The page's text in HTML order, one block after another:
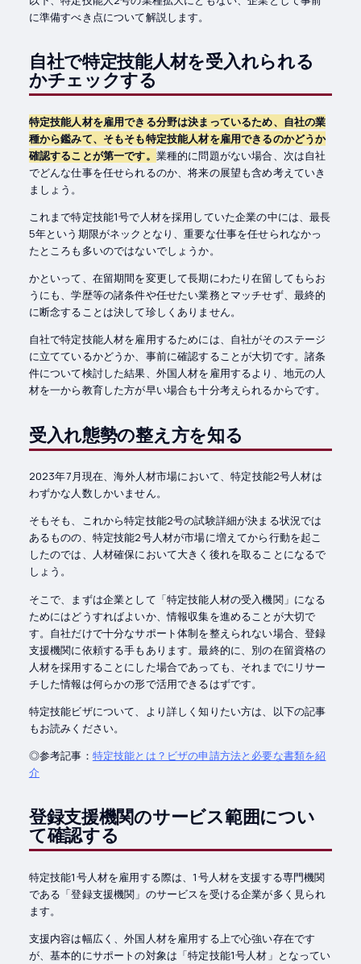
に準備すべき点について解説します。
自社で特定技能人材を受入れられる
かチェックする
特定技能人材を雇用できる分野は決まっているため、自社の業
種から鑑みて、そもそも特定技能人材を雇用できるのかどうか
確認することが第一です。 業種的に問題がない場合、次は自社
でどんな仕事を任せられるのか、将来の展望も含め考えていき
ましょう。
これまで特定技能1号で人材を採用していた企業の中には、最長
5年という期限がネックとなり、重要な仕事を任せられなかっ
たところも多いのではないでしょうか。
かといって、在留期間を変更して長期にわたり在留してもらお
うにも、学歴等の諸条件や任せたい業務とマッチせず、最終的
に断念することは決して珍しくありません。
自社で特定技能人材を雇用するためには、自社がそのステージ
に立てているかどうか、事前に確認することが大切です。諸条
件について検討した結果、外国人材を雇用するより、地元の人
材を一から教育した方が早い場合も十分考えられるからです。
受入れ態勢の整え方を知る
2023年7月現在、海外人材市場において、特定技能2号人材は
わずかな人数しかいません。
そもそも、これから特定技能2号の試験詳細が決まる状況では
あるものの、特定技能2号人材が市場に増えてから行動を起こ
したのでは、人材確保において大きく後れを取ることになるで
しょう。
そこで、まずは企業として「特定技能人材の受入機関」になる
ためにはどうすればよいか、情報収集を進めることが大切で
す。自社だけで十分なサポート体制を整えられない場合、登録
支援機関に依頼する手もあります。最終的に、別の在留資格の
人材を採用することにした場合であっても、それまでにリサー
チした情報は何らかの形で活用できるはずです。
特定技能ビザについて、より詳しく知りたい方は、以下の記事
もお読みください。
◎参考記事： 特定技能とは？ビザの申請方法と必要な書類を紹
介
登録支援機関のサービス範囲につい
て確認する
特定技能1号人材を雇用する際は、1号人材を支援する専門機関
である「登録支援機関」のサービスを受ける企業が多く見られ
ます。
支援内容は幅広く、外国人材を雇用する上で心強い存在です
が、基本的にサポートの対象は「特定技能1号人材」となってい